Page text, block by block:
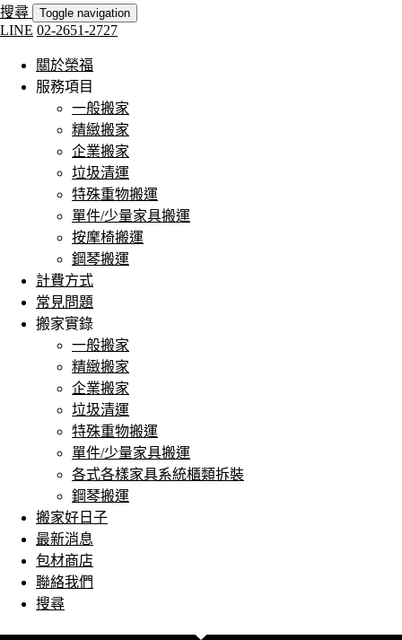
搜尋 Toggle navigation
LINE 02-2651-2727
關於榮福
服務項目
一般搬家
精緻搬家
企業搬家
垃圾清運
特殊重物搬運
單件/少量家具搬運
按摩椅搬運
鋼琴搬運
計費方式
常見問題
搬家實錄
一般搬家
精緻搬家
企業搬家
垃圾清運
特殊重物搬運
單件/少量家具搬運
各式各樣家具系統櫃類拆裝
鋼琴搬運
搬家好日子
最新消息
包材商店
聯絡我們
搜尋